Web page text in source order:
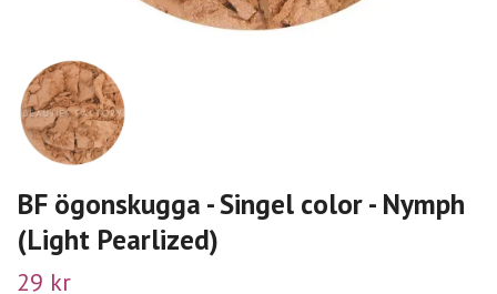
BF ögonskugga - Singel color - Nymph
(Light Pearlized)
29 kr